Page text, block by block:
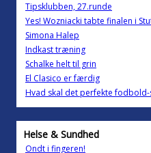
Tipsklubben, 27.runde
Yes! Wozniacki tabte finalen i
Simona Halep
Indkast træning
Schalke helt til grin
El Clasico er færdig
Hvad skal det perfekte
Helse & Sundhed
Ondt i fingeren!